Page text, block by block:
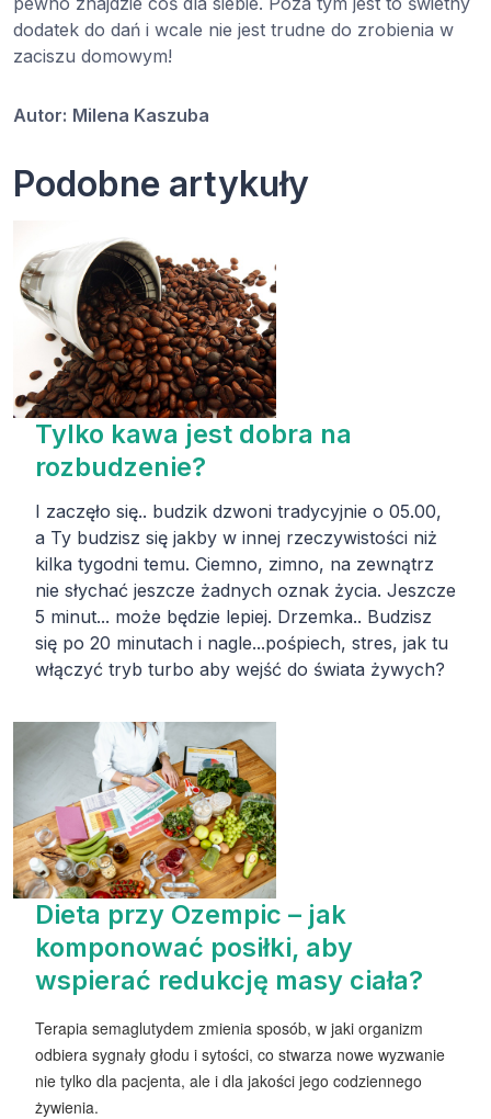
dodatek do dań i wcale nie jest trudne do zrobienia w
zaciszu domowym!
Autor: Milena Kaszuba
Podobne artykuły
Tylko kawa jest dobra na
rozbudzenie?
I zaczęło się.. budzik dzwoni tradycyjnie o 05.00,
a Ty budzisz się jakby w innej rzeczywistości niż
kilka tygodni temu. Ciemno, zimno, na zewnątrz
nie słychać jeszcze żadnych oznak życia. Jeszcze
5 minut... może będzie lepiej. Drzemka.. Budzisz
się po 20 minutach i nagle...pośpiech, stres, jak tu
włączyć tryb turbo aby wejść do świata żywych?
Dieta przy Ozempic – jak
komponować posiłki, aby
wspierać redukcję masy ciała?
Terapia semaglutydem zmienia sposób, w jaki organizm
odbiera sygnały głodu i sytości, co stwarza nowe wyzwanie
nie tylko dla pacjenta, ale i dla jakości jego codziennego
żywienia.